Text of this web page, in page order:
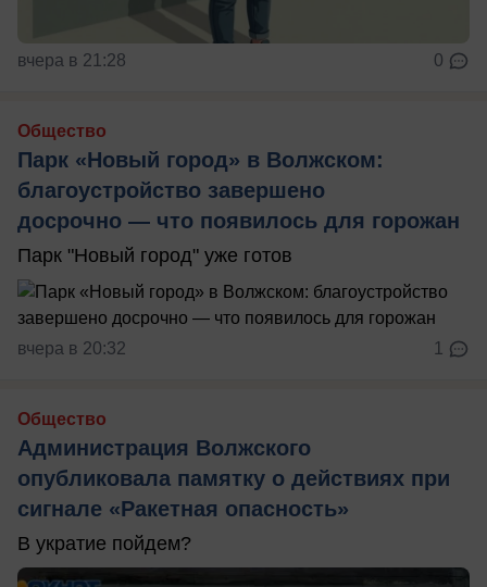
вчера в 21:28 0
Общество
Парк «Новый город» в Волжском:
благоустройство завершено
досрочно — что появилось для горожан
Парк "Новый город" уже готов
вчера в 20:32 1
Общество
Администрация Волжского
опубликовала памятку о действиях при
сигнале «Ракетная опасность»
В укратие пойдем?